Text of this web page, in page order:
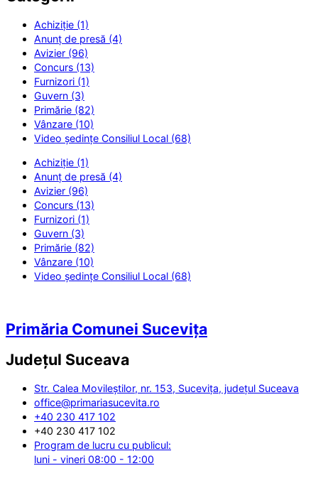
Achiziție (1)
Anunț de presă (4)
Avizier (96)
Concurs (13)
Furnizori (1)
Guvern (3)
Primărie (82)
Vânzare (10)
Video ședințe Consiliul Local (68)
Achiziție (1)
Anunț de presă (4)
Avizier (96)
Concurs (13)
Furnizori (1)
Guvern (3)
Primărie (82)
Vânzare (10)
Video ședințe Consiliul Local (68)
Primăria Comunei Sucevița
Județul Suceava
Str. Calea Movileștilor, nr. 153, Sucevița, județul Suceava
office@primariasucevita.ro
+40 230 417 102
+40 230 417 102
Program de lucru cu publicul:
luni - vineri 08:00 - 12:00